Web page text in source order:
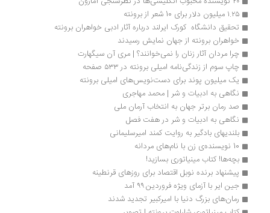
۱.۲۵ میلیون دلار برای 10 شعر از برونته
تحقیق دانشگاه  کورک ایرلند درباره آثار ادبی خواهران برونته
خواهران برونته از جهان نمایش رسیدند
چرا مردان آثار زنان را نمی‌خوانند؟ | مری آن سیگهارت
چاپ سوم از زندگی‌نامه امیلی برونته در ۵۳۳ صفحه
یک میلیون پوند برای دست‌نویس‌های امیلی برونته
نگاهی به ادبیات و شر | محمد مهاجری
صد رمان برتر جهان به انتخاب آرمان ملی
نگاهی به ادبیات و شر در هفت فصل
بلندیهای بادگیر به روایت کمند امیرسلیمانی
10 نویسنده‌ی زن با نام‌های مردانه
بچه‌ها! کتاب‌ مینیاتوری بسازید!
پیشنهاد برنده نوبل اقتصاد برای روزهای قرنطینه
جین ایر با آزمای ویژه فروردین ۹۹ آمد
رمان‌های بزرگ دنیا با امیرکبیر تجدید شدند